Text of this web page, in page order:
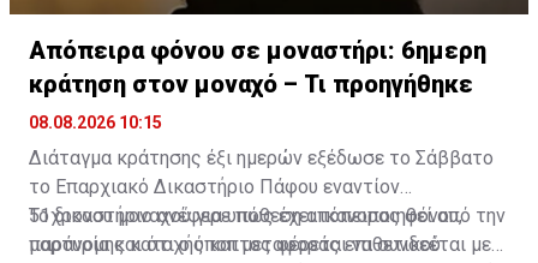
Απόπειρα φόνου σε μοναστήρι: 6ημερη
κράτηση στον μοναχό – Τι προηγήθηκε
08.08.2026 10:15
Διάταγμα κράτησης έξι ημερών εξέδωσε το Σάββατο
το Επαρχιακό Δικαστήριο Πάφου εναντίον
51χρονου μοναχού για υπόθεση απόπειρας φόνου,
παράνομης κατοχής και μεταφοράς επιθετικού
Το δικαστήριο ανέφερε πως έχει ικανοποιηθεί από την
μαρτυρία και ότι ο ύποπτος φέρεται να συνδεέται με